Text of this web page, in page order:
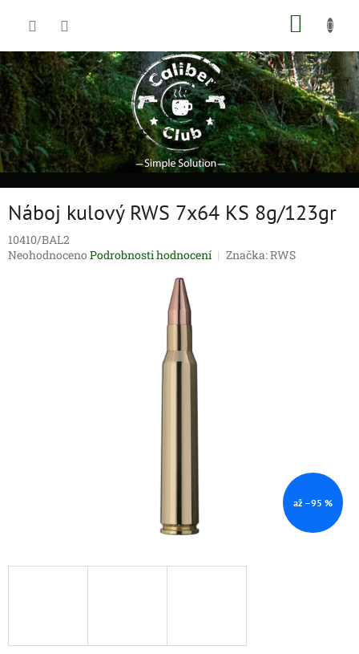
Náboj kulový RWS 7x64 KS 8g/123gr
10410/BAL2
Průměrné
Neohodnoceno Podrobnosti hodnocení Značka:RWS
až –95 %